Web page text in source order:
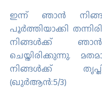
ഇന്ന് ഞാന്‍
പൂര്‍ത്തിയാക്കി
നിങ്ങള്‍ക്ക് ഞാന്‍
ചെയ്തിരിക്കുന്നു.
നിങ്ങള്‍ക്ക്
(ഖുര്‍ആൻ:5/3)